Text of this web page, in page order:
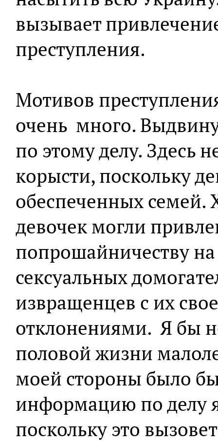
вызывает
преступления.
Мотивов
очень много.
по этому делу. Здесь
корысти, поскольку
обеспеченных семей.
девочек могли
попрошайничеству на
сексуальных
извращенцев с их
отклонениями. Я бы
половой жизни
моей стороны было
информацию по делу
поскольку это